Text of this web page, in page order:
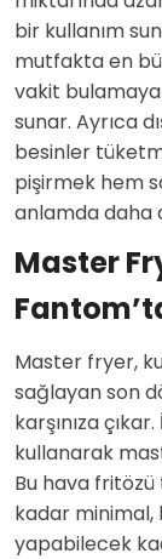
bir kullanım
mutfakta en
vakit
sunar. Ayrıca
besinler
pişirmek hem
anlamda daha
Master
Master fryer,
sağlayan son
karşınıza
kullanarak
Bu hava fritözü
kadar minimal,
yapabilecek